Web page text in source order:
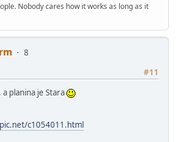
Nobody cares how it works as long as it
8
#11
planina je Stara
c1054011.html